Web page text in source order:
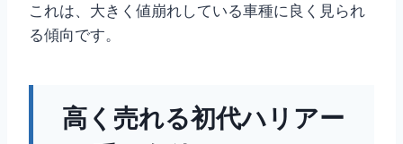
これは、大きく値崩れしている車種に良く見られ
る傾向です。
高く売れる初代ハリアー